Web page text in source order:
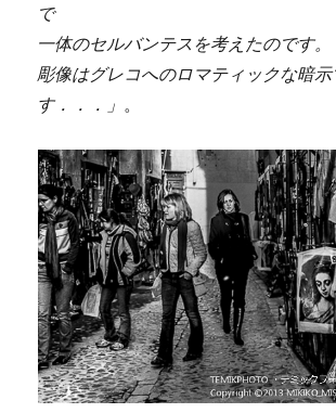
で
一体のセルバンテスを考えたのです。
彫像はグレコへのロマティックな暗示
す．．．」 。